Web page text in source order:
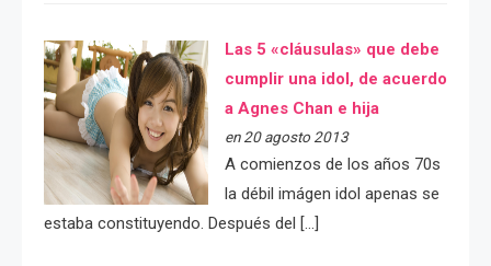
Las 5 «cláusulas» que debe
cumplir una idol, de acuerdo
a Agnes Chan e hija
en 20 agosto 2013
A comienzos de los años 70s
la débil imágen idol apenas se
estaba constituyendo. Después del […]